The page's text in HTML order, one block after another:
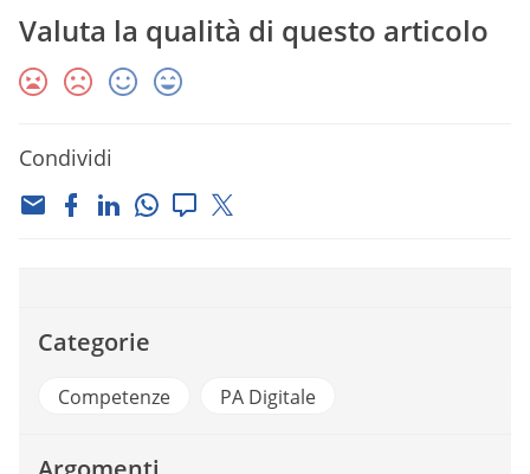
Valuta la qualità di questo articolo
Condividi
Categorie
Competenze PA Digitale